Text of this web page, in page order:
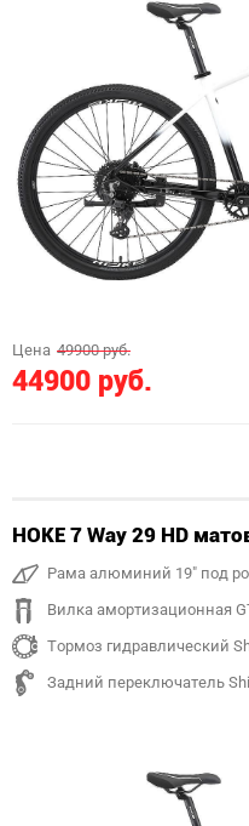
Цена 49900 руб.
44900 руб.
HOKE 7 Way 29 HD
Рама алюминий 19" под
Вилка амортизационная
Тормоз гидравлический
Задний переключатель